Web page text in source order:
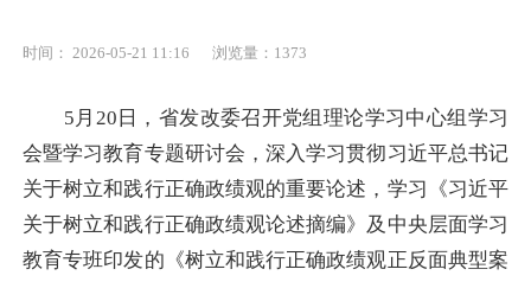
时间： 2026-05-21 11:16 浏览量：1373
5月20日，省发改委召开党组理论学习中心组学习
会暨学习教育专题研讨会，深入学习贯彻习近平总书记
关于树立和践行正确政绩观的重要论述，学习《习近平
关于树立和践行正确政绩观论述摘编》及中央层面学习
教育专班印发的《树立和践行正确政绩观正反面典型案